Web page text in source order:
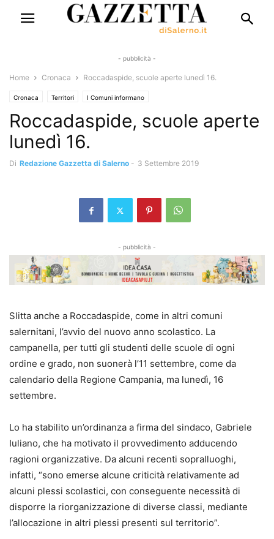
- pubblicità -
Home Cronaca Roccadaspide, scuole aperte lunedì 16.
Cronaca Territori I Comuni informano
Roccadaspide, scuole aperte
lunedì 16.
Di Redazione Gazzetta di Salerno - 3 Settembre 2019
- pubblicità -
Slitta anche a Roccadaspide, come in altri comuni
salernitani, l’avvio del nuovo anno scolastico. La
campanella, per tutti gli studenti delle scuole di ogni
ordine e grado, non suonerà l’11 settembre, come da
calendario della Regione Campania, ma lunedì, 16
settembre.
Lo ha stabilito un’ordinanza a firma del sindaco, Gabriele
Iuliano, che ha motivato il provvedimento adducendo
ragioni organizzative. Da alcuni recenti sopralluoghi,
infatti, “sono emerse alcune criticità relativamente ad
alcuni plessi scolastici, con conseguente necessità di
disporre la riorganizzazione di diverse classi, mediante
l’allocazione in altri plessi presenti sul territorio”.